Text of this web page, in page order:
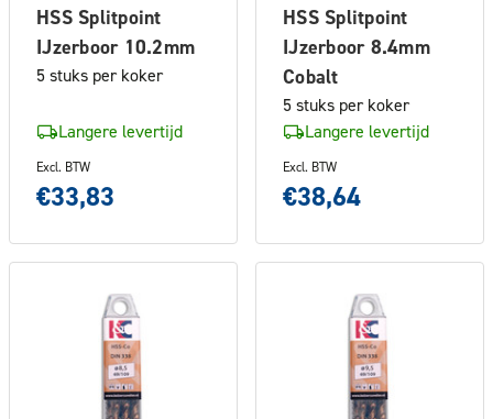
HSS Splitpoint
IJzerboor 10.2mm
5 stuks per koker
Langere levertijd
Excl. BTW
€33,83
HSS Splitpoint
IJzerboor 8.4mm
Cobalt
5 stuks per koker
Langere levertijd
Excl. BTW
€38,64